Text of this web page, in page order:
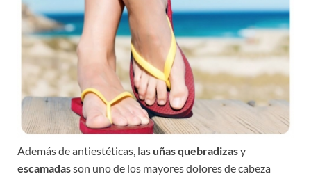
Además de antiestéticas, las uñas quebradizasy
escamadasson uno de los mayores dolores de cabeza